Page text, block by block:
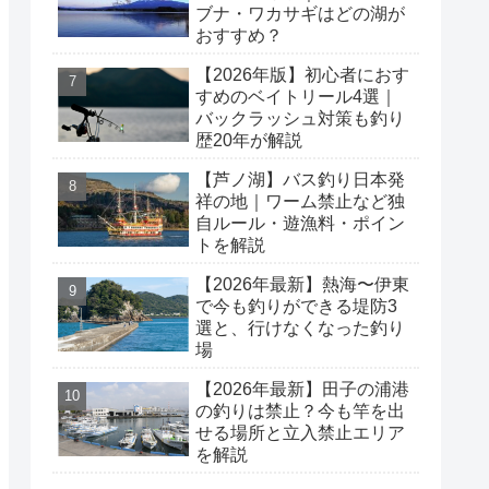
ブナ・ワカサギはどの湖が
おすすめ？
【2026年版】初心者におす
すめのベイトリール4選｜
バックラッシュ対策も釣り
歴20年が解説
【芦ノ湖】バス釣り日本発
祥の地｜ワーム禁止など独
自ルール・遊漁料・ポイン
トを解説
【2026年最新】熱海〜伊東
で今も釣りができる堤防3
選と、行けなくなった釣り
場
【2026年最新】田子の浦港
の釣りは禁止？今も竿を出
せる場所と立入禁止エリア
を解説